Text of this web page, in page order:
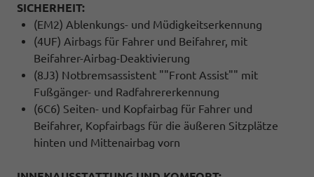
SICHERHEIT:
(EM2) Ablenkungs- und Müdigkeitserkennung
(4UF) Airbags für Fahrer und Beifahrer, mit
Beifahrer-Airbag-Deaktivierung
(8J3) Notbremsassistent ""Front Assist"" mit
Fußgänger- und Radfahrererkennung
(6C6) Seiten- und Kopfairbag für Fahrer und
Beifahrer, Kopfairbags für die äußeren Sitzplätze
hinten und Mittenairbag vorn